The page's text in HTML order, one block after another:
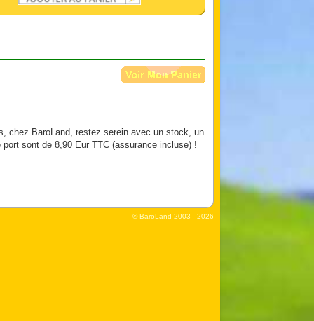
chez BaroLand, restez serein avec un stock, un
sont de 8,90 Eur TTC (assurance incluse) !
© BaroLand 2003 - 2026